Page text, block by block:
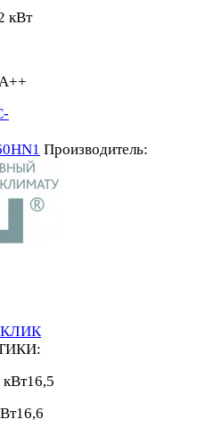
кВт
А++
Производитель:
кВт16,5
16,6